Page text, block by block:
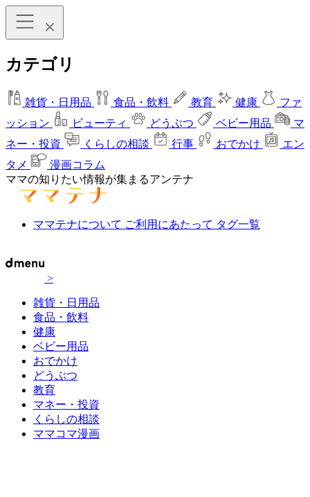
カテゴリ
雑貨・日用品 食品・飲料 教育 健康
ファ
ッション
ビューティ どうぶつ ベビー用品
マ
ネー・投資
くらしの相談 行事 おでかけ
エン
タメ
漫画コラム
ママの知りたい情報が集まるアンテナ
ママテナについて ご利用にあたって タグ一覧
>
雑貨・日用品
食品・飲料
健康
ベビー用品
おでかけ
どうぶつ
教育
マネー・投資
くらしの相談
ママコマ漫画